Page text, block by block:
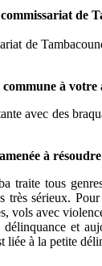
de
de
à votre
avec des
à
traite tous
très sérieux.
vols avec
et
liée à la petite